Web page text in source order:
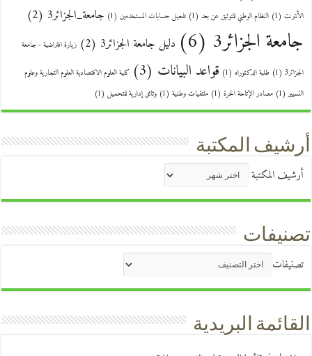
الأنترنت (1) النظام الوطني للتوثيق عن بعد (1) تفعيل حسابات المستخدمين (1) جامعة_الجزائر3 (2)
جامعة الجزائر3 (6) دليل جامعة الجزائر3 (2) زيارة افتراضية - جامعة
الجزائر3 (1) طلبة الدكتوراه (1) قواعد البيانات (3)
كلية العلوم الاقتصادية العلوم التجارية وعلوم
التسيير(1) مصادر الإتاحة الحرة (1) ملتقيات وطنية (1) وثائق إدارية للتحميل (1)
أرشيف المكتبة
أرشيف المكتبة
تصنيفات
تصنيفات
القائمة البريدية